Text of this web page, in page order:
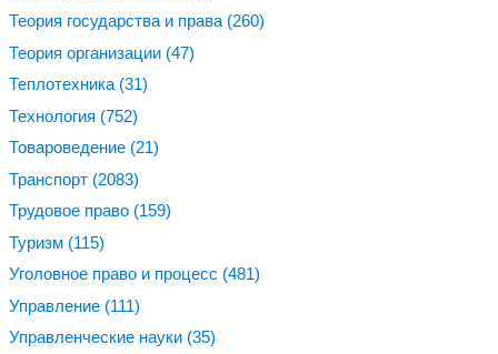
Теория государства и права (260)
Теория организации (47)
Теплотехника (31)
Технология (752)
Товароведение (21)
Транспорт (2083)
Трудовое право (159)
Туризм (115)
Уголовное право и процесс (481)
Управление (111)
Управленческие науки (35)